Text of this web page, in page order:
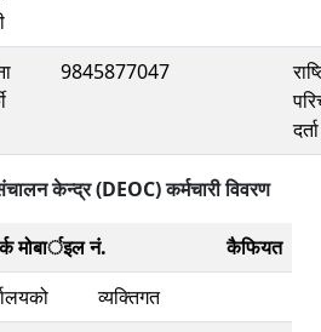
9845877047
दर्ता
केन्द्र (DEOC) कर्मचारी विवरण
मोबार्इल नं.
कैफियत
व्यक्तिगत